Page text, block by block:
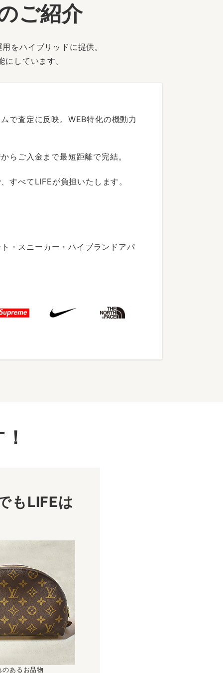
ご紹介
をハイブリッドに提供。
しています。
で査定に反映。WEB特化の機動力
らご入金まで最短距離で完結。
すべてLIFEが負担いたします。
・スニーカー・ハイブランドアパ
もLIFEは
のあるお品物